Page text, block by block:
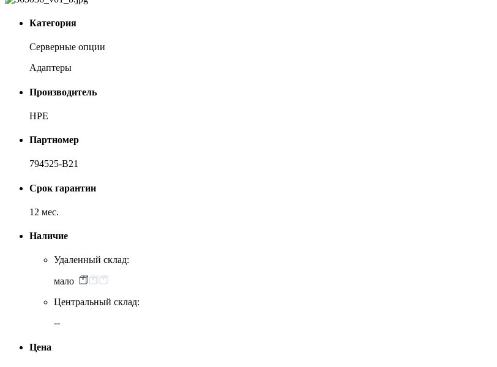
Категория
Серверные опции
Адаптеры
Производитель
HPE
Партномер
794525-B21
Срок гарантии
12 мес.
Наличие
Удаленный склад:
мало
Центральный склад:
--
Цена